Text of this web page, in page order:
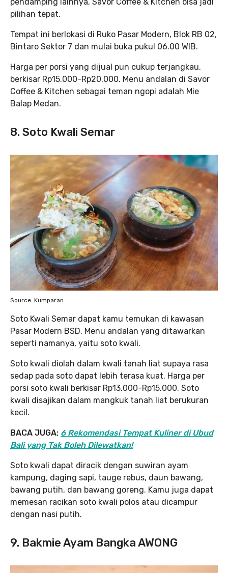
pilihan tepat.
Tempat ini berlokasi di Ruko Pasar Modern, Blok RB 02,
Bintaro Sektor 7 dan mulai buka pukul 06.00 WIB.
Harga per porsi yang dijual pun cukup terjangkau,
berkisar Rp15.000-Rp20.000. Menu andalan di Savor
Coffee & Kitchen sebagai teman ngopi adalah Mie
Balap Medan.
8. Soto Kwali Semar
Source: Kumparan
Soto Kwali Semar dapat kamu temukan di kawasan
Pasar Modern BSD. Menu andalan yang ditawarkan
seperti namanya, yaitu soto kwali.
Soto kwali diolah dalam kwali tanah liat supaya rasa
sedap pada soto dapat lebih terasa kuat. Harga per
porsi soto kwali berkisar Rp13.000-Rp15.000. Soto
kwali disajikan dalam mangkuk tanah liat berukuran
kecil.
BACA JUGA: 6 Rekomendasi Tempat Kuliner di Ubud
Bali yang Tak Boleh Dilewatkan!
Soto kwali dapat diracik dengan suwiran ayam
kampung, daging sapi, tauge rebus, daun bawang,
bawang putih, dan bawang goreng. Kamu juga dapat
memesan racikan soto kwali polos atau dicampur
dengan nasi putih.
9. Bakmie Ayam Bangka AWONG